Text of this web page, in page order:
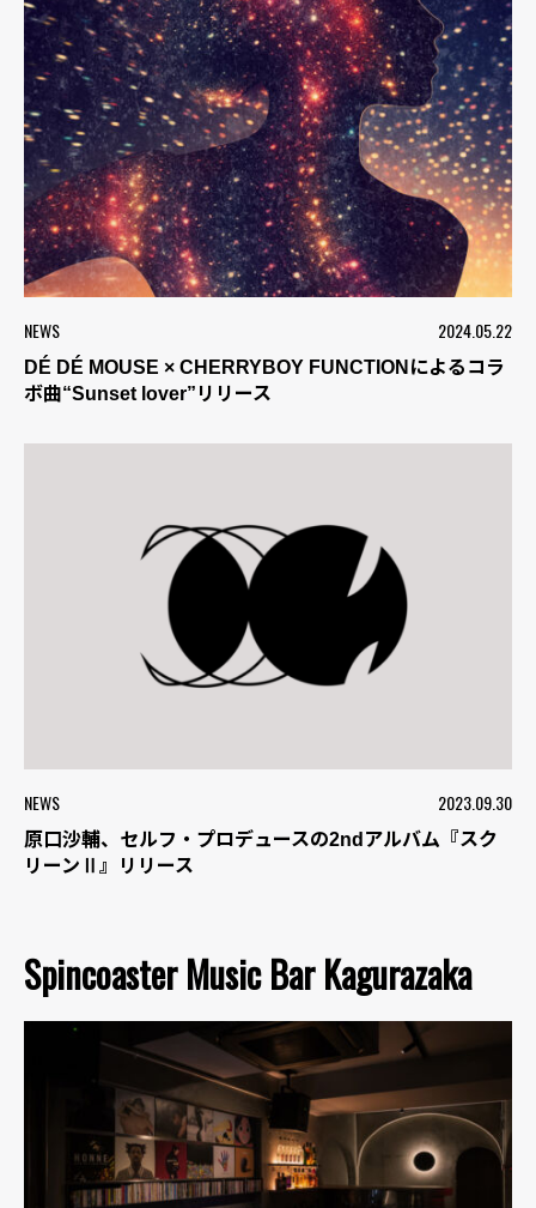
NEWS 2024.05.22
DÉ DÉ MOUSE × CHERRYBOY FUNCTIONによるコラ
ボ曲“Sunset lover”リリース
NEWS 2023.09.30
原口沙輔、セルフ・プロデュースの2ndアルバム『スク
リーンⅡ』リリース
Spincoaster Music Bar Kagurazaka